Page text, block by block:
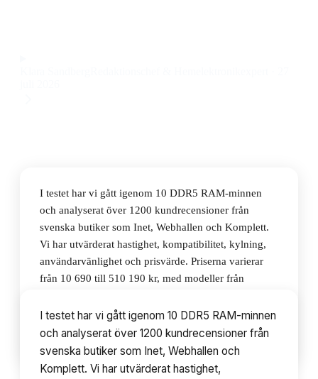
I testet har vi gått igenom 10 DDR5 RAM-minnen
och analyserat över 1200 kundrecensioner från
svenska butiker som Inet, Webhallen och Komplett.
Vi har utvärderat hastighet, kompatibilitet, kylning,
användarvänlighet och prisvärde. Priserna varierar
från 10 690 till 510 190 kr, med modeller från
Innehållsförteckning 10avsnitt
I testet har vi gått igenom 10 DDR5 RAM-minnen
och analyserat över 1200 kundrecensioner från
svenska butiker som Inet, Webhallen och
Komplett. Vi har utvärderat hastighet,